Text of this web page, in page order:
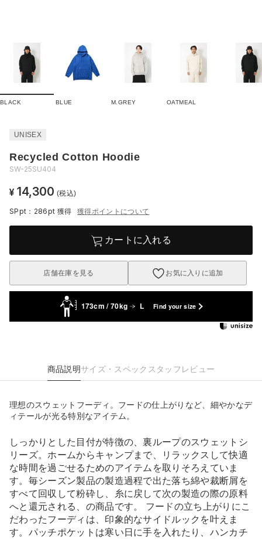
BLACK BLUE M.GREY OATMEAL
UNISEX
Recycled Cotton Hoodie
SW-25SU404
¥ 14,300 (税込)
SPpt：286pt 獲得 獲得ポイントについて
カートに入れる
店舗在庫を見る お気に入りに追加
173cm / 70kg L Find your size
商品説明サイズ・スペック スタッフレビュー
理想のスウェットフーディ。フードの仕上がりなど、細やかなデ
ィテールが光る特別なアイテム。
しっかりとした目付が特徴の、裏ループのスウェットシ
リーズ。ホームからキャンプまで、リラックスして快適
な時間を過ごせるためのアイテムを取りそろえていま
す。毎シーズン製品の製造過程で出た落ち綿や裁断屑を
すべて回収して粉砕し、糸に戻して次の製造の際の原料
へと還元される、の商品です。 フードの立ち上がりにこ
だわったフーディは、印象的なサイドルックを叶えま
す。パッチポケットは寒い日に手を入れたり、ハンカチ